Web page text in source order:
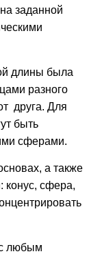
заданной
длины была
разного
друга. Для
быть
сферами.
а также
конус, сфера,
любым